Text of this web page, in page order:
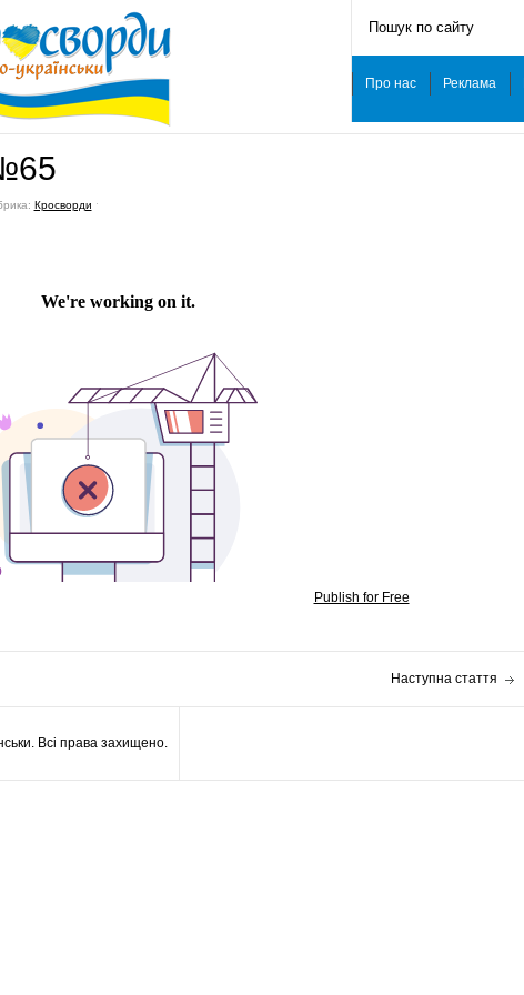
Про нас Реклама
Кросворди ˑ
Publish for Free
Наступна стаття
Всі права захищено.